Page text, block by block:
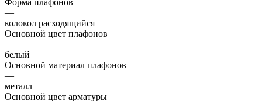
—
колокол расходящийся
Основной цвет плафонов
—
белый
Основной материал плафонов
—
металл
Основной цвет арматуры
—